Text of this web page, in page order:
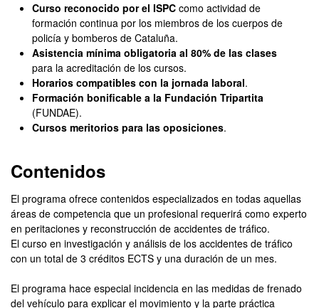
Curso reconocido por el ISPC como actividad de
formación continua por los miembros de los cuerpos de
policía y bomberos de Cataluña.
Asistencia mínima obligatoria al 80% de las clases
para la acreditación de los cursos.
Horarios compatibles con la jornada laboral.
Formación bonificable a la Fundación Tripartita
(FUNDAE).
Cursos meritorios para las oposiciones.
Contenidos
El programa ofrece contenidos especializados en todas aquellas
áreas de competencia que un profesional requerirá como experto
en peritaciones y reconstrucción de accidentes de tráfico.
El curso en investigación y análisis de los accidentes de tráfico
con un total de 3 créditos ECTS y una duración de un mes.
El programa hace especial incidencia en las medidas de frenado
del vehículo para explicar el movimiento y la parte práctica